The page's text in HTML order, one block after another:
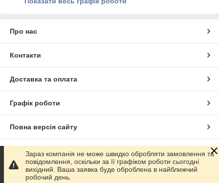
Про нас
Контакти
Доставка та оплата
Графік роботи
Повна версія сайту
Сайт створено на маркетплейсі Prom.ua
Політика конфіденційності
Зараз компанія не може швидко обробляти замовлення та
повідомлення, оскільки за її графіком роботи сьогодні
вихідний. Ваша заявка буде оброблена в найближчий
робочий день.